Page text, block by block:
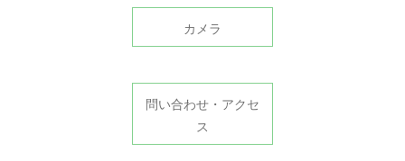
カメラ
問い合わせ・アクセ
ス